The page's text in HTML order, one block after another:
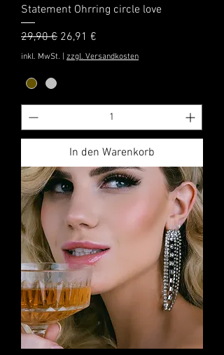
Statement Ohrring circle love
Standardpreis
29,90 € Sale-Preis
26,91 €
inkl. MwSt. zzgl. Versandkosten
In den Warenkorb